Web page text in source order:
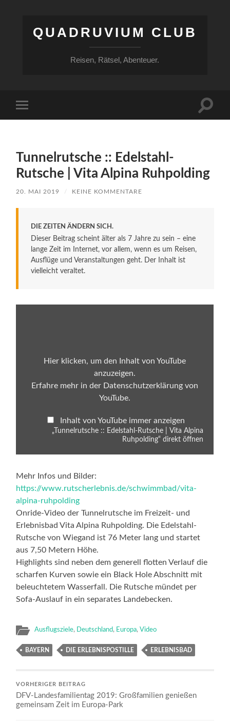
QUADRUVIUM CLUB
Reisen, Rätsel, Abenteuer.
Menü
Tunnelrutsche :: Edelstahl-
Rutsche | Vita Alpina Ruhpolding
20. MAI 2019 / KEINE KOMMENTARE
DIE ZEITEN ÄNDERN SICH.
Dieser Beitrag scheint älter als 7 Jahre zu sein – eine
lange Zeit im Internet, vor allem, wenn es um Reisen,
Ausflüge und Veranstaltungen geht. Der Inhalt ist
vielleicht veraltet.
Ruhpolding“
YouTube
anzeigen
Hier klicken, um den Inhalt von YouTube
anzuzeigen.
Erfahre mehr in der Datenschutzerklärung von
YouTube.
Inhalt von YouTube immer anzeigen
„Tunnelrutsche :: Edelstahl-Rutsche | Vita Alpina
Ruhpolding“ direkt öffnen
Mehr Infos und Bilder:
https://www.rutscherlebnis.de/schwimmbad/vita-
alpina-ruhpolding
Onride-Video der Tunnelrutsche im Freizeit- und
Erlebnisbad Vita Alpina Ruhpolding. Die Edelstahl-
Rutsche von Wiegand ist 76 Meter lang und startet
aus 7,50 Metern Höhe.
Highlights sind neben dem generell flotten Verlauf die
scharfen Kurven sowie ein Black Hole Abschnitt mit
beleuchtetem Wasserfall. Die Rutsche mündet per
Sofa-Auslauf in ein separates Landebecken.
Ausflugsziele, Deutschland, Europa,Video
BAYERN DIE ERLEBNISPOSTILLE ERLEBNISBAD
VORHERIGER BEITRAG
DFV-Landesfamilientag 2019: Großfamilien genießen
gemeinsam Zeit im Europa-Park